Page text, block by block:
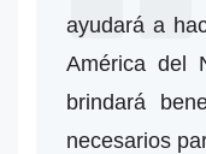
ayudará a
América del
brindará
necesarios